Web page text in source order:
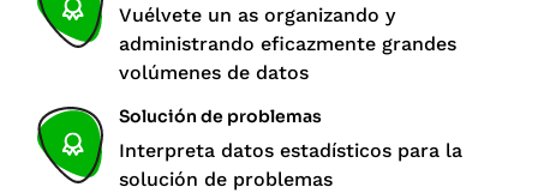
Vuélvete un as organizando y
administrando eficazmente grandes
volúmenes de datos
Solución de problemas
Interpreta datos estadísticos para la
solución de problemas